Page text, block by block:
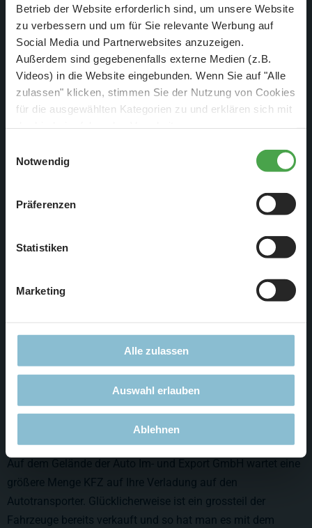
Betrieb der Website erforderlich sind, um unsere Website
zu verbessern und um für Sie relevante Werbung auf
Social Media und Partnerwebsites anzuzeigen.
Außerdem sind gegebenenfalls externe Medien (z.B.
Videos) in die Website eingebunden. Wenn Sie auf "Alle
zulassen" klicken, stimmen Sie der Nutzung von Cookies
für die ausgewählten Kategorien zu und erklären sich mit
diese Einstellungen jederzeit über die Schaltfläche
zustimmen, beschränken wir uns auf die technisch
notwendigen Cookies. Weitere Informationen finden Sie in
Notwendig
Präferenzen
Statistiken
Marketing
Alle zulassen
Auswahl erlauben
Ablehnen
Hausverziehrungen nehmen viel Zeit in Anspruch.
Elemente müssen schließlich ja auch mit dem Car-System
kooperieren, damit es später nicht zu Störungen kommt.
Auf dem Gelände der Auto Im- und Export GmbH wartet eine
größere Menge KFZ auf Ihre Verladung auf den
Autotransporter. Glücklicherweise ist ein grossteil der
Fahrzeuge bereits verkauft und so hat man es mit dem